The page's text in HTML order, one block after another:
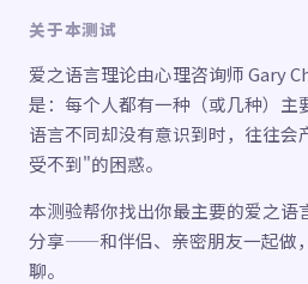
关于本测试
爱之语言理论由心理咨询师 Gary
是：每个人都有一种（或几种）
语言不同却没有意识到时，往往
受不到"的困惑。
本测验帮你找出你最主要的爱之语
分享——和伴侣、亲密朋友一起做
聊。